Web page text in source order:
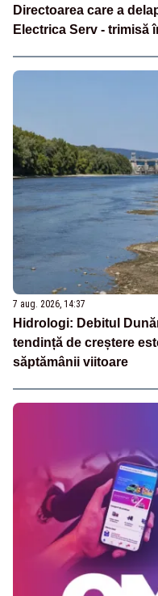
Directoarea care a
Electrica Serv - trimisă
7 aug. 2026, 14:37
Hidrologi: Debitul
tendință de creștere
săptămânii viitoare